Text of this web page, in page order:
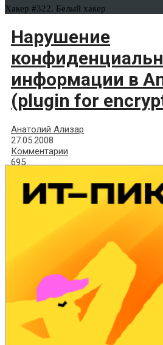
Хакер #322. Белый хакер
Нарушение
информации в
(plugin for
Анатолий Ализар
27.05.2008
Комментарии
695